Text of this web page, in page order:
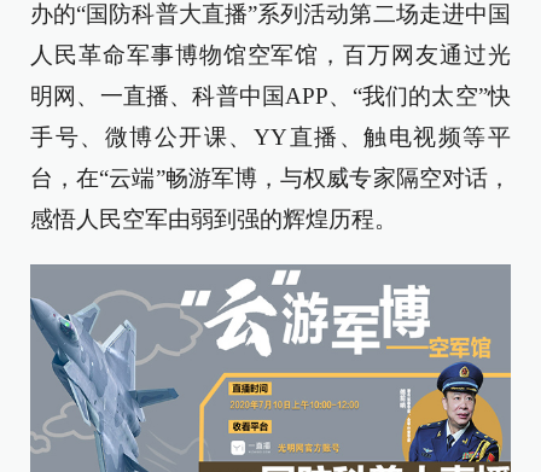
办的“国防科普大直播”系列活动第二场走进中国
人民革命军事博物馆空军馆，百万网友通过光
明网、一直播、科普中国APP、“我们的太空”快
手号、微博公开课、YY直播、触电视频等平
台，在“云端”畅游军博，与权威专家隔空对话，
感悟人民空军由弱到强的辉煌历程。